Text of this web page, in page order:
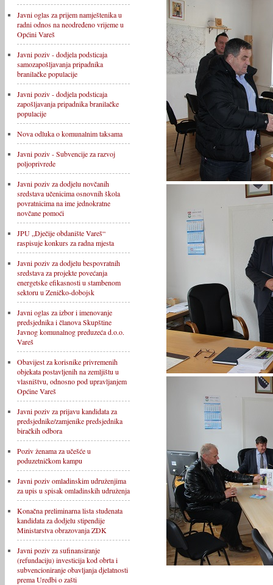
Javni oglas za prijem namještenika u
radni odnos na neodređeno vrijeme u
Općini Vareš
Javni poziv - dodjela podsticaja
samozapošljavanja pripadnika
branilačke populacije
Javni poziv - dodjela podsticaja
zapošljavanja pripadnika branilačke
populacije
Nova odluka o komunalnim taksama
Javni poziv - Subvencije za razvoj
poljoprivrede
Javni poziv za dodjelu novčanih
sredstava učenicima osnovnih škola
povratnicima na ime jednokratne
novčane pomoći
JPU „Dječije obdanište Vareš“
raspisuje konkurs za radna mjesta
Javni poziv za dodjelu bespovratnih
sredstava za projekte povećanja
energetske efikasnosti u stambenom
sektoru u Zeničko-dobojsk
Javni oglas za izbor i imenovanje
predsjednika i članova Skupštine
Javnog komunalnog preduzeća d.o.o.
Vareš
Obavijest za korisnike privremenih
objekata postavljenih na zemljištu u
vlasništvu, odnosno pod upravljanjem
Općine Vareš
Javni poziv za prijavu kandidata za
predsjednike/zamjenike predsjednika
biračkih odbora
Poziv ženama za učešće u
poduzetničkom kampu
Javni poziv omladinskim udruženjima
za upis u spisak omladinskih udruženja
Konačna preliminarna lista studenata
kandidata za dodjelu stipendije
Ministarstva obrazovanja ZDK
Javni poziv za sufinansiranje
(refundaciju) investicija kod obrta i
subvencioniranje obavljanja djelatnosti
prema Uredbi o zašti